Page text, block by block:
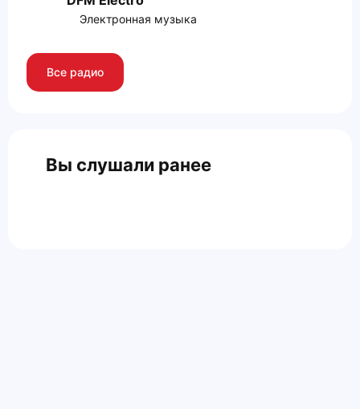
Электронная музыка
Все радио
Вы слушали ранее